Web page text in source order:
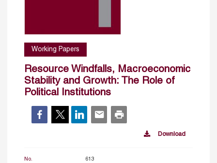
Working Papers
Resource Windfalls, Macroeconomic
Stability and Growth: The Role of
Political Institutions
Download
No. 613